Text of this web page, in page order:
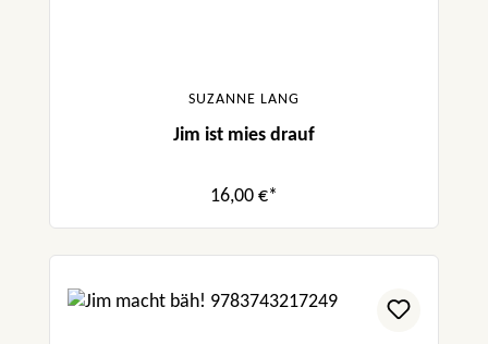
SUZANNE LANG
Jim ist mies drauf
16,00 €*